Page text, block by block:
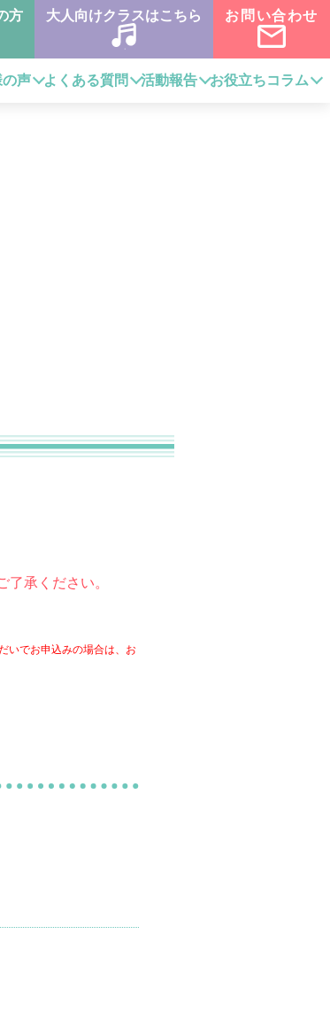
方 大人向けクラスはこちら お問い合わせ
の声 よくある質問 活動報告 お役立ちコラム
承ください。
いでお申込みの場合は、お